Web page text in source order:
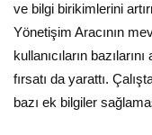
ve bilgi birikimlerini
Yönetişim Aracının
kullanıcıların
fırsatı da yarattı.
bazı ek bilgiler